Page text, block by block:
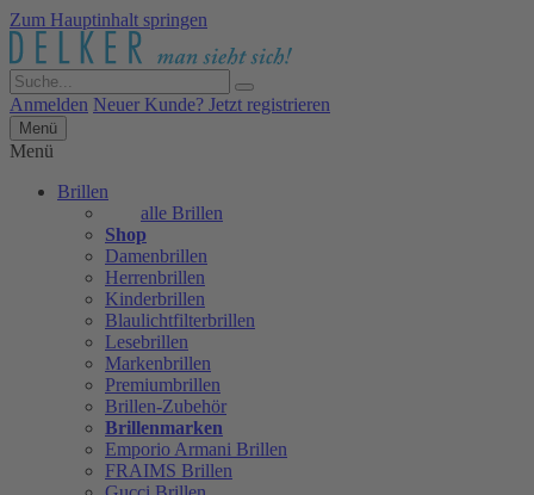
Zum Hauptinhalt springen
Anmelden Neuer Kunde? Jetzt registrieren
Menü
Menü
Brillen
alle Brillen
Shop
Damenbrillen
Herrenbrillen
Kinderbrillen
Blaulichtfilterbrillen
Lesebrillen
Markenbrillen
Premiumbrillen
Brillen-Zubehör
Brillenmarken
Emporio Armani Brillen
FRAIMS Brillen